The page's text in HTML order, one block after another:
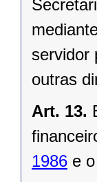
servidor
outras
Art. 13.
1986 e o